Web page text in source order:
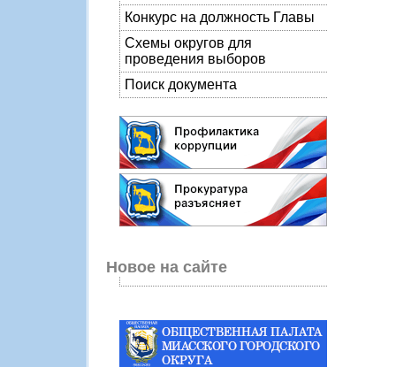
Конкурс на должность Главы
Схемы округов для
проведения выборов
Поиск документа
Новое на сайте